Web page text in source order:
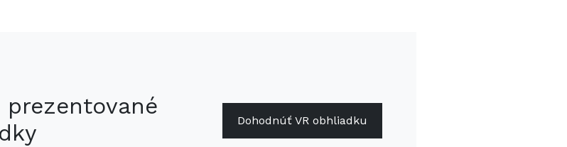
Dohodnúť VR obhliadku